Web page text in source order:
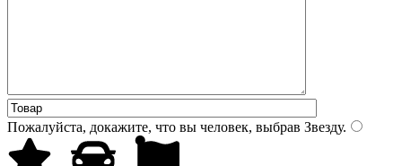
Пожалуйста, докажите, что вы человек, выбрав Звезду.